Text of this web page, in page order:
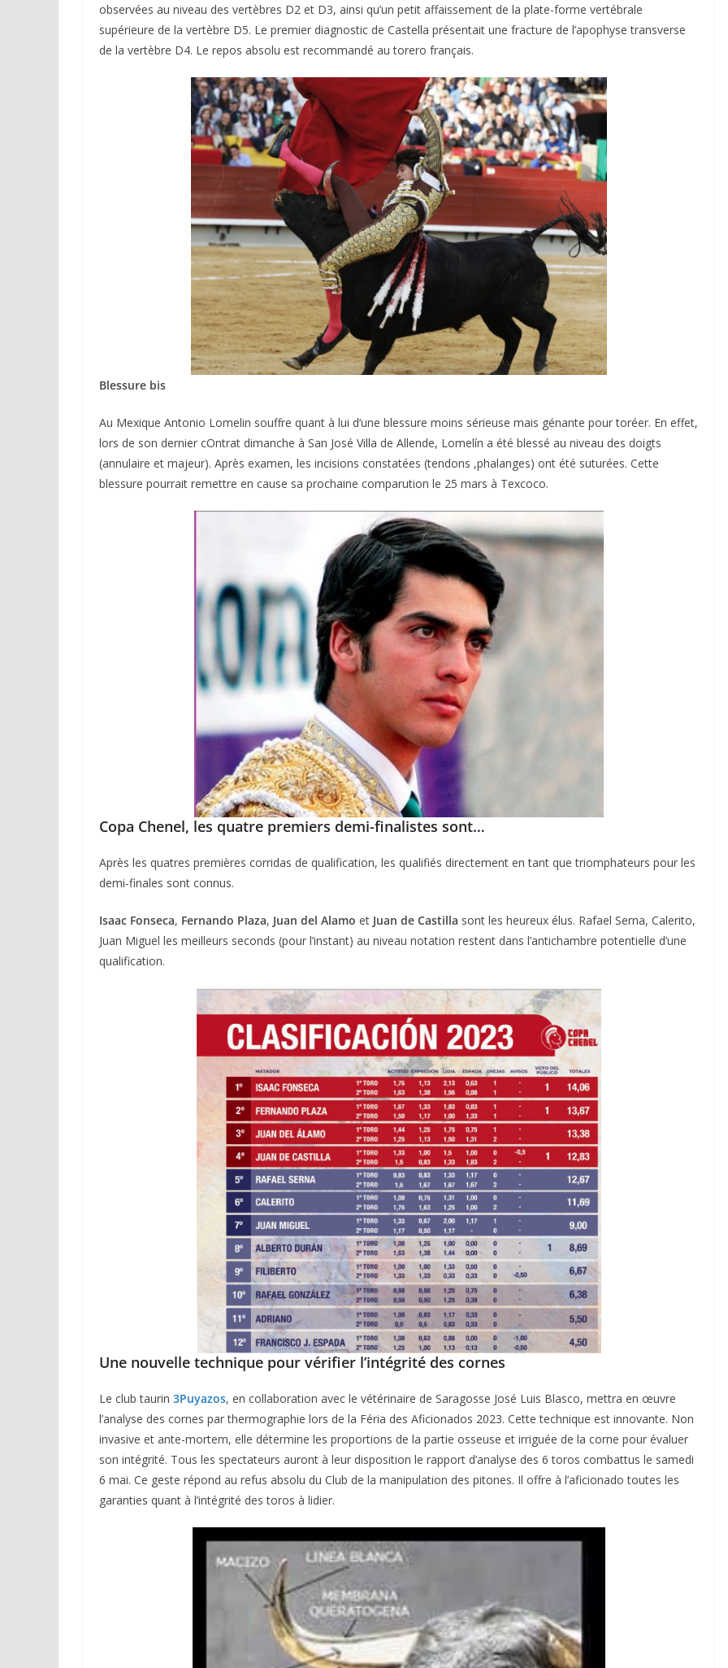
observées au niveau des vertèbres D2 et D3, ainsi qu’un petit affaissement de la plate-forme vertébrale
supérieure de la vertèbre D5. Le premier diagnostic de Castella présentait une fracture de l’apophyse transverse
de la vertèbre D4. Le repos absolu est recommandé au torero français.
Blessure bis
Au Mexique Antonio Lomelin souffre quant à lui d’une blessure moins sérieuse mais génante pour toréer. En effet,
lors de son dernier cOntrat dimanche à San José Villa de Allende, Lomelín a été blessé au niveau des doigts
(annulaire et majeur). Après examen, les incisions constatées (tendons ,phalanges) ont été suturées. Cette
blessure pourrait remettre en cause sa prochaine comparution le 25 mars à Texcoco.
Copa Chenel, les quatre premiers demi-finalistes sont…
Après les quatres premières corridas de qualification, les qualifiés directement en tant que triomphateurs pour les
demi-finales sont connus.
Isaac Fonseca, Fernando Plaza, Juan del Alamo et Juan de Castilla sont les heureux élus. Rafael Serna, Calerito,
Juan Miguel les meilleurs seconds (pour l’instant) au niveau notation restent dans l’antichambre potentielle d’une
qualification.
Une nouvelle technique pour vérifier l’intégrité des cornes
Le club taurin 3Puyazos, en collaboration avec le vétérinaire de Saragosse José Luis Blasco, mettra en œuvre
l’analyse des cornes par thermographie lors de la Féria des Aficionados 2023. Cette technique est innovante. Non
invasive et ante-mortem, elle détermine les proportions de la partie osseuse et irriguée de la corne pour évaluer
son intégrité. Tous les spectateurs auront à leur disposition le rapport d’analyse des 6 toros combattus le samedi
6 mai. Ce geste répond au refus absolu du Club de la manipulation des pitones. Il offre à l’aficionado toutes les
garanties quant à l’intégrité des toros à lidier.
ACTUALITÉS TAURINES
Arles : au seuil des
espérances.
02/04/2026 Olivier Castelnau
ACTUALITÉS TAURINES
Istres : la feria des
ultimes émotions
18/06/2026 Olivier Castelnau